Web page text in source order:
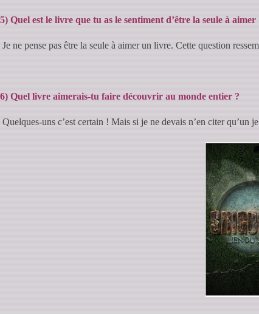
5) Quel est le livre que tu as le sentiment d’être la seule à aimer
Je ne pense pas être la seule à aimer un livre. Cette question
6) Quel livre aimerais-tu faire découvrir au monde entier ?
Quelques-uns c’est certain ! Mais si je ne devais n’en citer qu’un